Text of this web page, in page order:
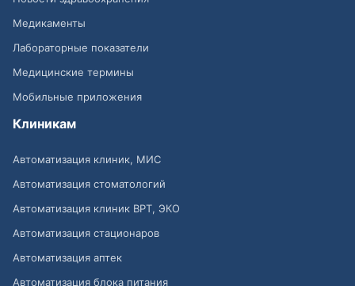
Медикаменты
Лабораторные показатели
Медицинские термины
Мобильные приложения
Клиникам
Автоматизация клиник, МИС
Автоматизация стоматологий
Автоматизация клиник ВРТ, ЭКО
Автоматизация стационаров
Автоматизация аптек
Автоматизация блока питания